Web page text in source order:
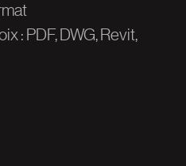
: PDF, DWG, Revit,